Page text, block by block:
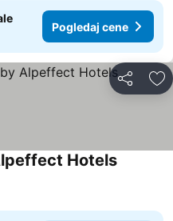
Pogledaj cene
Deli
HotelsPogledaj